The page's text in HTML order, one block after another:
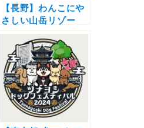
【長野】わんこにや
さしい山岳リゾー
ト・白馬岩岳に新展
望エリア「白馬ヒト
トキノモリ」誕生！
愛犬同乗OKゴンド
ラリフト＆人気のカ
フェ出店も！（2021
年10月下旬開業）